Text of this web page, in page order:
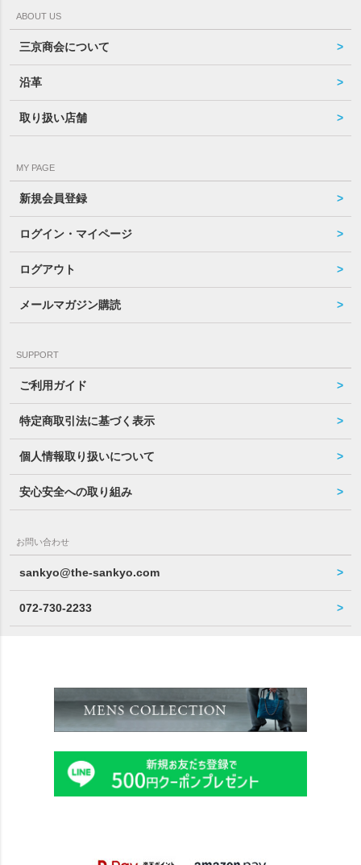
ABOUT US
三京商会について
沿革
取り扱い店舗
MY PAGE
新規会員登録
ログイン・マイページ
ログアウト
メールマガジン購読
SUPPORT
ご利用ガイド
特定商取引法に基づく表示
個人情報取り扱いについて
安心安全への取り組み
お問い合わせ
sankyo@the-sankyo.com
072-730-2233